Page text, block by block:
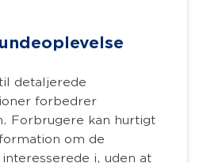
detaljerede
forbedrer
Forbrugere kan hurtigt
om de
i, uden at